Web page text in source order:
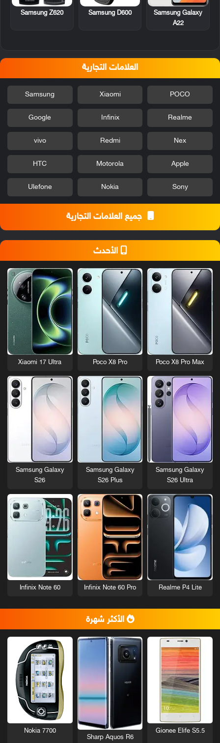
Samsung Galaxy
A22
Samsung D600
Samsung Z620
العلامات التجارية
POCO
Xiaomi
Samsung
Realme
Infinix
Google
Nex
Redmi
vivo
Apple
Motorola
HTC
Sony
Nokia
Ulefone
جميع العلامات التجارية
الأحدث
Poco X8 Pro Max
Poco X8 Pro
Xiaomi 17 Ultra
Samsung Galaxy
S26 Ultra
Samsung Galaxy
S26 Plus
Samsung Galaxy
S26
Realme P4 Lite
Infinix Note 60 Pro
Infinix Note 60
الأكثر شهرة
Gionee Elife S5.5
Sharp Aquos R6
Nokia 7700